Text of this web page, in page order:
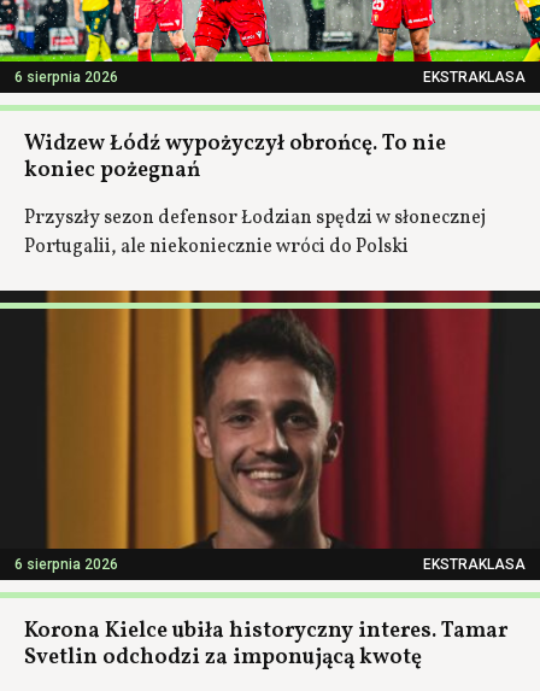
6 sierpnia 2026 EKSTRAKLASA
Widzew Łódź wypożyczył obrońcę. To nie
koniec pożegnań
Przyszły sezon defensor Łodzian spędzi w słonecznej
Portugalii, ale niekoniecznie wróci do Polski
6 sierpnia 2026 EKSTRAKLASA
Korona Kielce ubiła historyczny interes. Tamar
Svetlin odchodzi za imponującą kwotę